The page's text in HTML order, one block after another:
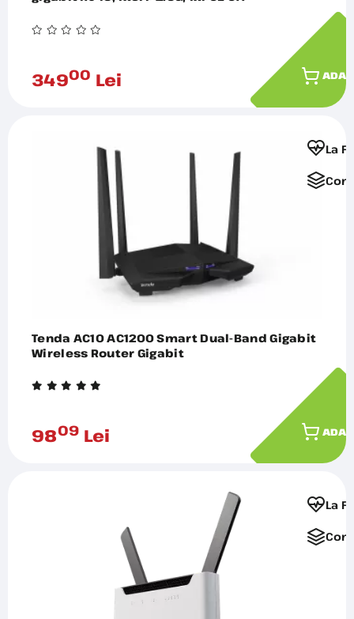
34900 Lei
La
Tenda AC10 AC1200 Smart Dual-Band Gigabit
Wireless Router Gigabit
9809 Lei
La